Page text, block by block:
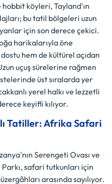
hobbit köyleri, Tayland'ın
bu tatil bölgeleri uzun
için son derece çekici.
harikalarıyla öne
hem de kültürel açıdan
uçuş sürelerine rağmen
üst sıralarda yer
yerel halkı ve lezzetli
keyifli kılıyor.
Tatiller: Afrika Safari
Serengeti Ovası ve
safari tutkunları için
arasında sayılıyor.